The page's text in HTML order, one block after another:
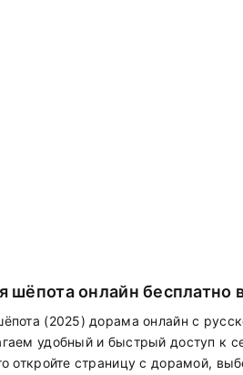
онлайн бесплатно
(2025) дорама онлайн с
удобный и быстрый доступ к
откройте страницу с дорамой,